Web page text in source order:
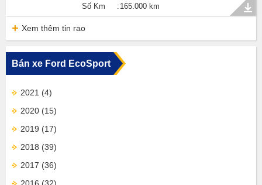
Số Km
165.000 km
Xem thêm tin rao
Bán xe Ford EcoSport
2021 (4)
2020 (15)
2019 (17)
2018 (39)
2017 (36)